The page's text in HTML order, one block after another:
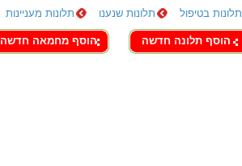
תלונות בטיפול תלונות שנענו תלונות מעניינות
צור קשר
הוסף תלונה חדשה הוסף מחמאה חדשה